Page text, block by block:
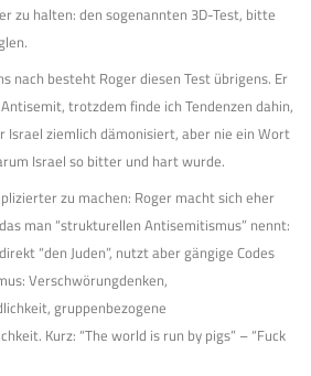
zu halten: den sogenannten 3D-Test, bitte
nach besteht Roger diesen Test übrigens. Er
trotzdem finde ich Tendenzen dahin,
Israel ziemlich dämonisiert, aber nie ein Wort
Israel so bitter und hart wurde.
zu machen: Roger macht sich eher
man “strukturellen Antisemitismus” nennt:
“den Juden”, nutzt aber gängige Codes
Verschwörungdenken,
gruppenbezogene
Kurz: “The world is run by pigs” – “Fuck